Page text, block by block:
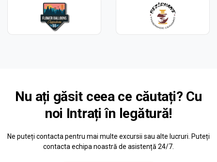
Nu ați găsit ceea ce căutați? Cu
noi Intrați în legătură!
Ne puteți contacta pentru mai multe excursii sau alte lucruri. Puteți
contacta echipa noastră de asistență 24/7.